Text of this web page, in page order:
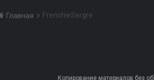
Главная FrenchieSergre
Копирование материалов без